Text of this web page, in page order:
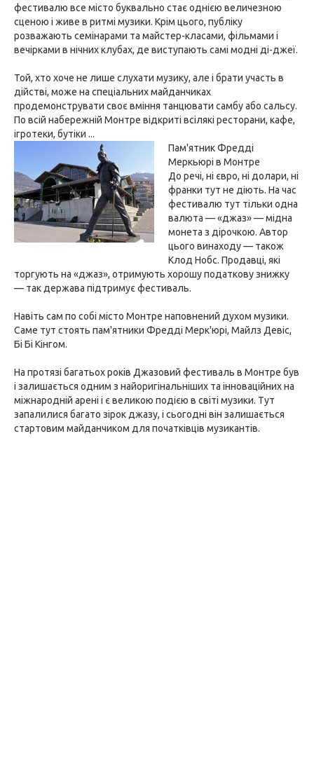
фестивалю все місто буквально стає однією величезною
сценою і живе в ритмі музики. Крім цього, публіку
розважають семінарами та майстер-класами, фільмами і
вечірками в нічних клубах, де виступають самі модні ді-джеї.
Той, хто хоче не лише слухати музику, але і брати участь в
дійстві, може на спеціальних майданчиках
продемонструвати своє вміння танцювати самбу або сальсу.
По всій набережній Монтре відкриті всілякі ресторани, кафе,
ігротеки, бутіки ...
Пам'ятник Фредді
Меркьюрі в Монтре
До речі, ні євро, ні долари, ні
франки тут не діють. На час
фестивалю тут тільки одна
валюта — «джаз» — мідна
монета з дірочкою. Автор
цього винаходу — також
Клод Нобс. Продавці, які
торгують на «джаз», отримують хорошу податкову знижку
— так держава підтримує фестиваль.
Навіть сам по собі місто Монтре наповнений духом музики.
Саме тут стоять пам'ятники Фредді Мерк'юрі, Майлз Девіс,
Бі Бі Кінгом.
На протязі багатьох років Джазовий фестиваль в Монтре був
і залишається одним з найоригінальніших та інноваційних на
міжнародній арені і є великою подією в світі музики. Тут
запалилися багато зірок джазу, і сьогодні він залишається
стартовим майданчиком для початківців музикантів.